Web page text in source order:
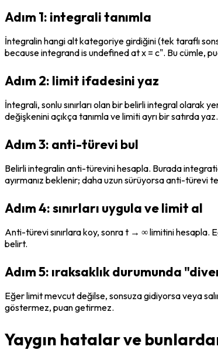
Adım 1: integrali tanımla
İntegralin hangi alt kategoriye girdiğini (tek taraflı
because integrand is undefined at x = c". Bu cümle,
Adım 2: limit ifadesini yaz
İntegrali, sonlu sınırları olan bir belirli integral olarak
değişkenini açıkça tanımla ve limiti ayrı bir satırda yaz.
Adım 3: anti-türevi bul
Belirli integralin anti-türevini hesapla. Burada
ayırmanız beklenir; daha uzun sürüyorsa anti-türevi
Adım 4: sınırları uygula ve limit al
Anti-türevi sınırlara koy, sonra t → ∞ limitini hesapla.
belirt.
Adım 5: ıraksaklık durumunda
Eğer limit mevcut değilse, sonsuza gidiyorsa veya
göstermez, puan getirmez.
Yaygın hatalar ve